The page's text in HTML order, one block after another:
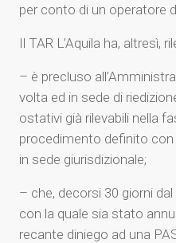
per conto di un operatore
Il TAR L’Aquila ha, altresì,
– è precluso
volta ed in sede di
ostativi già rilevabili nella
procedimento definito
in sede giurisdizionale;
– che, decorsi 30 giorni
con la quale sia stato
recante diniego ad una